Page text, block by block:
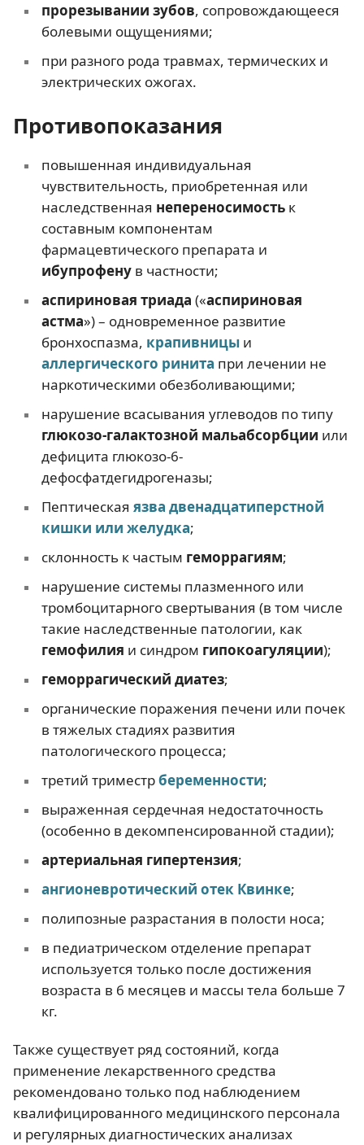
прорезывании зубов, сопровождающееся
болевыми ощущениями;
при разного рода травмах, термических и
электрических ожогах.
Противопоказания
повышенная индивидуальная
чувствительность, приобретенная или
наследственная непереносимость к
составным компонентам
фармацевтического препарата и
ибупрофенув частности;
аспириновая триада («аспириновая
астма») – одновременное развитие
бронхоспазма, крапивницыи
аллергического ринита при лечении не
наркотическими обезболивающими;
нарушение всасывания углеводов по типу
глюкозо-галактозной мальабсорбции или
дефицита глюкозо-6-
дефосфатдегидрогеназы;
Пептическая язва двенадцатиперстной
кишки или желудка;
склонность к частым геморрагиям;
нарушение системы плазменного или
тромбоцитарного свертывания (в том числе
такие наследственные патологии, как
гемофилия и синдром гипокоагуляции);
геморрагический диатез;
органические поражения печени или почек
в тяжелых стадиях развития
патологического процесса;
третий триместрбеременности;
выраженная сердечная недостаточность
(особенно в декомпенсированной стадии);
артериальная гипертензия;
ангионевротический отек Квинке;
полипозные разрастания в полости носа;
в педиатрическом отделение препарат
используется только после достижения
возраста в 6 месяцев и массы тела больше 7
кг.
Также существует ряд состояний, когда
применение лекарственного средства
рекомендовано только под наблюдением
квалифицированного медицинского персонала
и регулярных диагностических анализах